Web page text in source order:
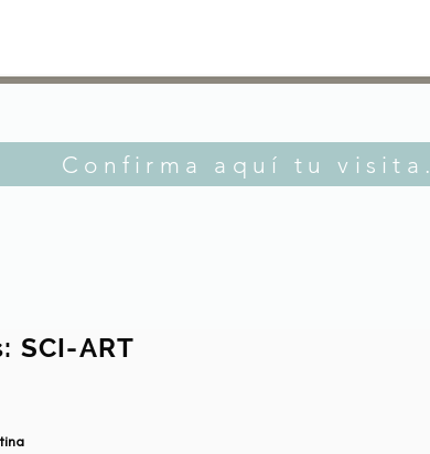
Confirma aquí tu visita.
SCI-ART